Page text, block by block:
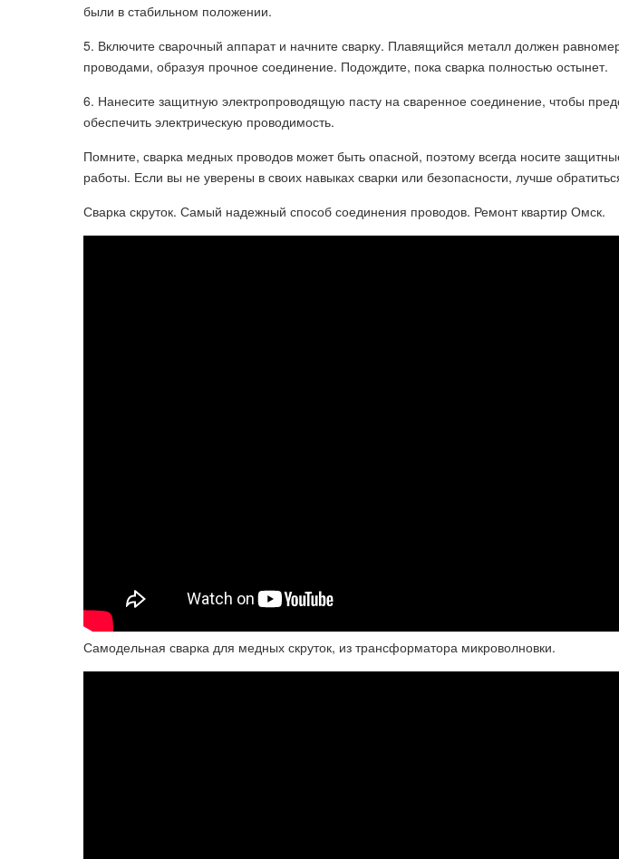
были в стабильном положении.
5. Включите сварочный аппарат и начните сварку. Плавящийся металл должен
проводами, образуя прочное соединение. Подождите, пока сварка полностью остынет.
6. Нанесите защитную электропроводящую пасту на сваренное соединение, чтобы
обеспечить электрическую проводимость.
Помните, сварка медных проводов может быть опасной, поэтому всегда носите
работы. Если вы не уверены в своих навыках сварки или безопасности, лучше
Сварка скруток. Самый надежный способ соединения проводов. Ремонт квартир Омск.
Самодельная сварка для медных скруток, из трансформатора микроволновки.